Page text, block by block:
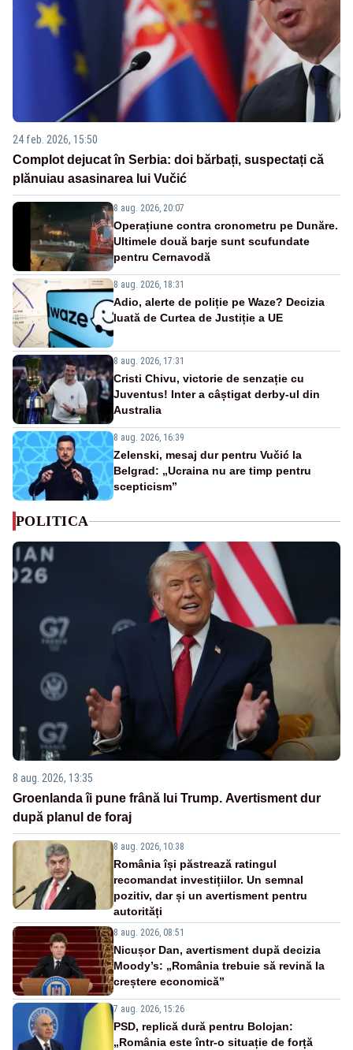
24 feb. 2026, 15:50
Complot dejucat în Serbia: doi bărbați, suspectați că
plănuiau asasinarea lui Vučić
8 aug. 2026, 20:07
Operațiune contra cronometru pe Dunăre.
Ultimele două barje sunt scufundate
pentru Cernavodă
8 aug. 2026, 18:31
Adio, alerte de poliție pe Waze? Decizia
luată de Curtea de Justiție a UE
8 aug. 2026, 17:31
Cristi Chivu, victorie de senzație cu
Juventus! Inter a câștigat derby-ul din
Australia
8 aug. 2026, 16:39
Zelenski, mesaj dur pentru Vučić la
Belgrad: „Ucraina nu are timp pentru
scepticism”
POLITICA
8 aug. 2026, 13:35
Groenlanda îi pune frână lui Trump. Avertisment dur
după planul de foraj
8 aug. 2026, 10:38
România își păstrează ratingul
recomandat investițiilor. Un semnal
pozitiv, dar și un avertisment pentru
autorități
8 aug. 2026, 08:51
Nicușor Dan, avertisment după decizia
Moody’s: „România trebuie să revină la
creștere economică”
7 aug. 2026, 15:26
PSD, replică dură pentru Bolojan:
„România este într-o situație de forță